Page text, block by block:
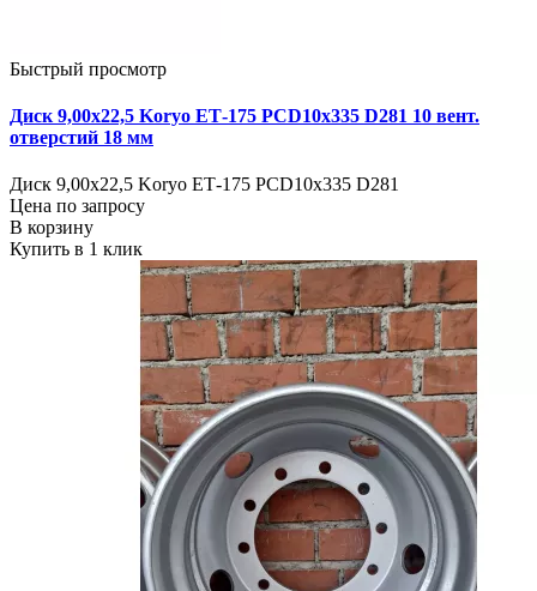
Быстрый просмотр
Диск 9,00х22,5 Koryo ЕТ-175 PCD10x335 D281 10 вент.
отверстий 18 мм
Диск 9,00х22,5 Koryo ЕТ-175 PCD10x335 D281
Цена по запросу
В корзину
Купить в 1 клик